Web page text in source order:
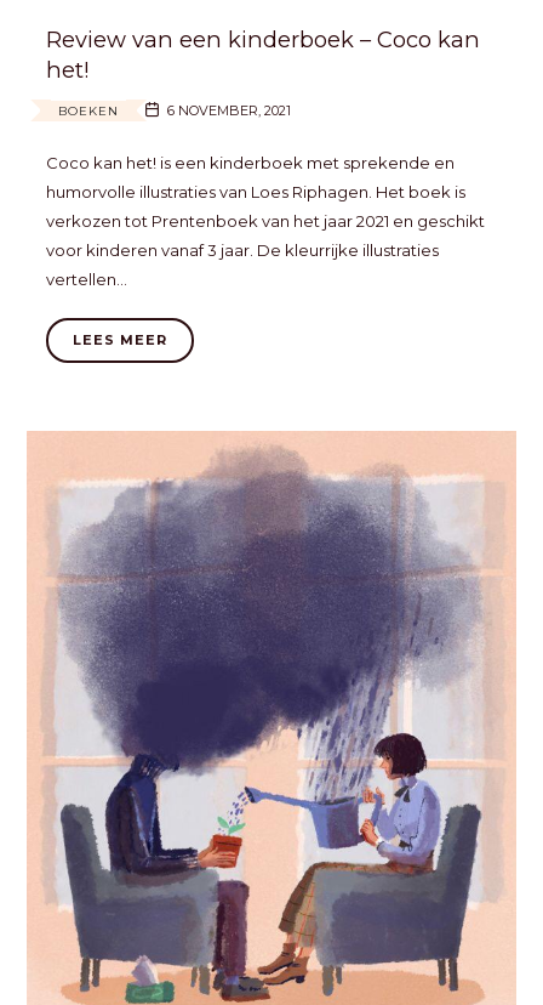
Review van een kinderboek – Coco kan
het!
BOEKEN 6 NOVEMBER, 2021
Coco kan het! is een kinderboek met sprekende en
humorvolle illustraties van Loes Riphagen. Het boek is
verkozen tot Prentenboek van het jaar 2021 en geschikt
voor kinderen vanaf 3 jaar. De kleurrijke illustraties
vertellen…
LEES MEER